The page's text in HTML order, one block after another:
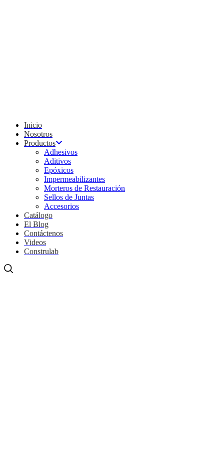
Inicio
Nosotros
Productos
Adhesivos
Aditivos
Epóxicos
Impermeabilizantes
Morteros de Restauración
Sellos de Juntas
Accesorios
Catálogo
El Blog
Contáctenos
Videos
Construlab